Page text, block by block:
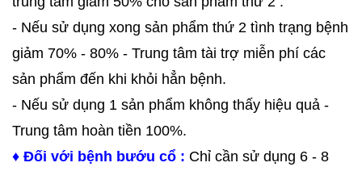
- Nếu sử dụng xong sản phẩm thứ 2 tình trạng bệnh
giảm 70% - 80% - Trung tâm tài trợ miễn phí các
sản phẩm đến khi khỏi hẳn bệnh.
- Nếu sử dụng 1 sản phẩm không thấy hiệu quả -
Trung tâm hoàn tiền 100%.
♦ Đối với bệnh bướu cổ : Chỉ cần sử dụng 6 - 8